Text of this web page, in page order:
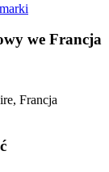
we Francja
Francja